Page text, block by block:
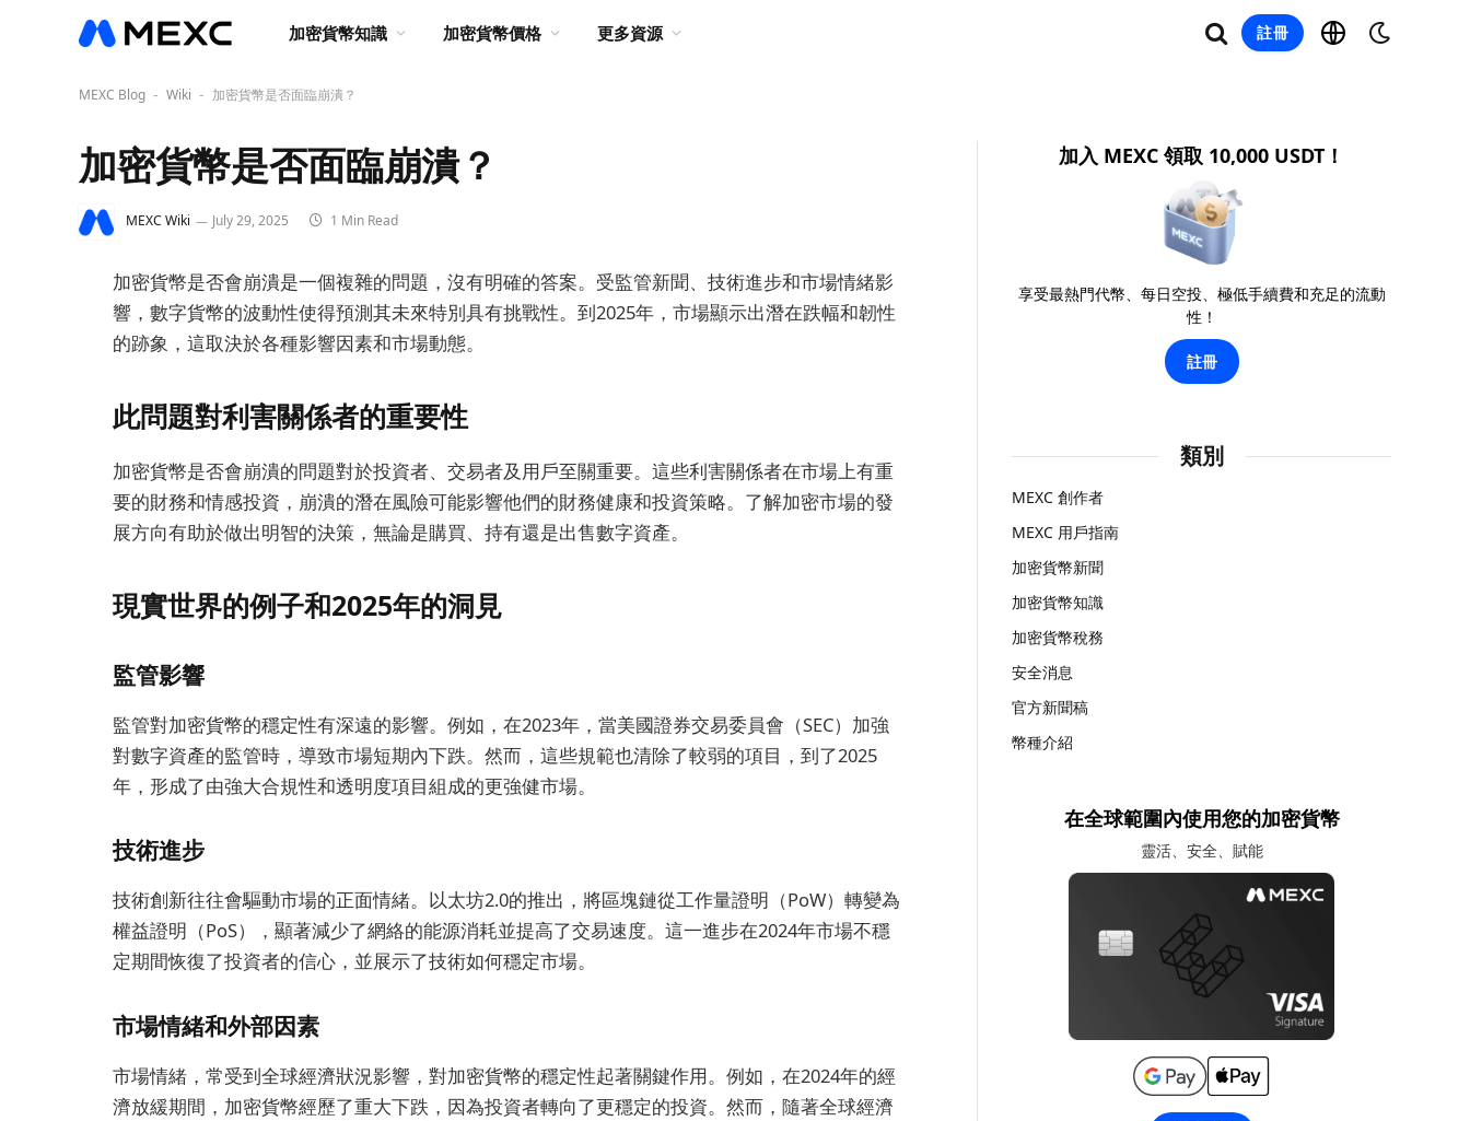
加密貨幣知識 加密貨幣價格 更多資源 註冊
MEXC Blog - Wiki - 加密貨幣是否面臨崩潰？
加密貨幣是否面臨崩潰？
MEXC Wiki July 29, 2025 1 Min Read
加密貨幣是否會崩潰是一個複雜的問題，沒有明確的答案。受監管新聞、技術進步和市場情緒影
響，數字貨幣的波動性使得預測其未來特別具有挑戰性。到2025年，市場顯示出潛在跌幅和韌性
的跡象，這取決於各種影響因素和市場動態。
此問題對利害關係者的重要性
加密貨幣是否會崩潰的問題對於投資者、交易者及用戶至關重要。這些利害關係者在市場上有重
要的財務和情感投資，崩潰的潛在風險可能影響他們的財務健康和投資策略。了解加密市場的發
展方向有助於做出明智的決策，無論是購買、持有還是出售數字資產。
現實世界的例子和2025年的洞見
監管影響
監管對加密貨幣的穩定性有深遠的影響。例如，在2023年，當美國證券交易委員會（SEC）加強
對數字資產的監管時，導致市場短期內下跌。然而，這些規範也清除了較弱的項目，到了2025
年，形成了由強大合規性和透明度項目組成的更強健市場。
技術進步
技術創新往往會驅動市場的正面情緒。以太坊2.0的推出，將區塊鏈從工作量證明（PoW）轉變為
權益證明（PoS），顯著減少了網絡的能源消耗並提高了交易速度。這一進步在2024年市場不穩
定期間恢復了投資者的信心，並展示了技術如何穩定市場。
市場情緒和外部因素
市場情緒，常受到全球經濟狀況影響，對加密貨幣的穩定性起著關鍵作用。例如，在2024年的經
濟放緩期間，加密貨幣經歷了重大下跌，因為投資者轉向了更穩定的投資。然而，隨著全球經濟
加入 MEXC 領取 10,000 USDT！
享受最熱門代幣、每日空投、極低手續費和充足的流動
性！
註冊
類別
MEXC 創作者
MEXC 用戶指南
加密貨幣新聞
加密貨幣知識
加密貨幣稅務
安全消息
官方新聞稿
幣種介紹
在全球範圍內使用您的加密貨幣
靈活、安全、賦能